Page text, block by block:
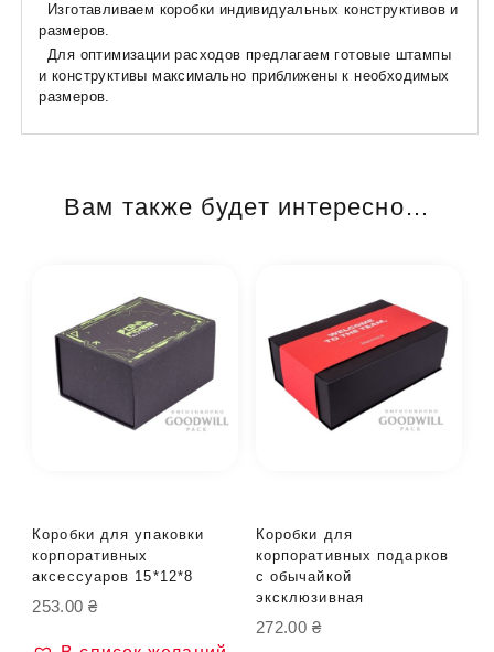
Изготавливаем коробки индивидуальных конструктивов и
размеров.
Для оптимизации расходов предлагаем готовые штампы
и конструктивы максимально приближены к необходимых
размеров.
Вам также будет интересно…
Коробки для упаковки
корпоративных
аксессуаров 15*12*8
253.00 ₴
Коробки для
корпоративных подарков
с обычайкой
эксклюзивная
272.00 ₴